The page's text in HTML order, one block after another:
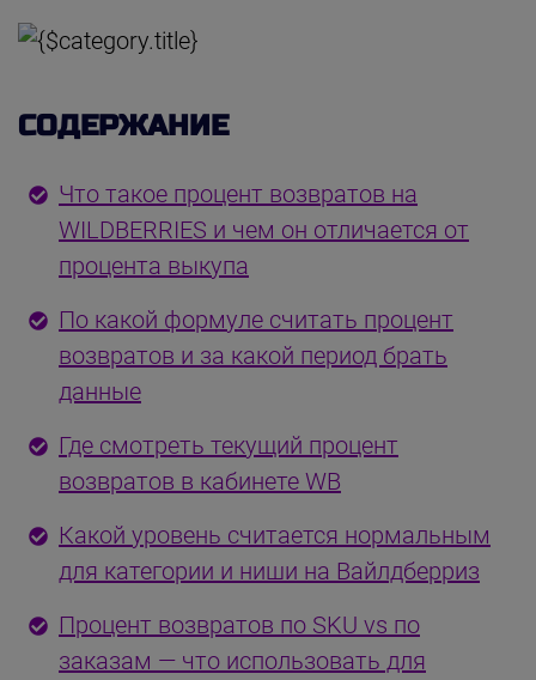
СОДЕРЖАНИЕ
Что такое процент возвратов на
WILDBERRIES и чем он отличается от
процента выкупа
По какой формуле считать процент
возвратов и за какой период брать
данные
Где смотреть текущий процент
возвратов в кабинете WB
Какой уровень считается нормальным
для категории и ниши на Вайлдберриз
Процент возвратов по SKU vs по
заказам — что использовать для